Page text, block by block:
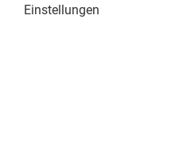
Einstellungen